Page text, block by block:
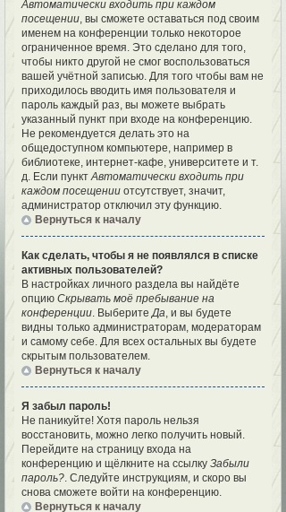
Автоматически входить при каждом
посещении, вы сможете оставаться под своим
именем на конференции только некоторое
ограниченное время. Это сделано для того,
чтобы никто другой не смог воспользоваться
вашей учётной записью. Для того чтобы вам не
приходилось вводить имя пользователя и
пароль каждый раз, вы можете выбрать
указанный пункт при входе на конференцию.
Не рекомендуется делать это на
общедоступном компьютере, например в
библиотеке, интернет-кафе, университете и т.
д. Если пунктАвтоматически входить при
каждом посещении отсутствует, значит,
администратор отключил эту функцию.
Вернуться к началу
Как сделать, чтобы я не появлялся в списке
активных пользователей?
В настройках личного раздела вы найдёте
опцию Скрывать моё пребывание на
конференции. ВыберитеДа, и вы будете
видны только администраторам, модераторам
и самому себе. Для всех остальных вы будете
скрытым пользователем.
Вернуться к началу
Я забыл пароль!
Не паникуйте! Хотя пароль нельзя
восстановить, можно легко получить новый.
Перейдите на страницу входа на
конференцию и щёлкните на ссылку Забыли
пароль?. Следуйте инструкциям, и скоро вы
снова сможете войти на конференцию.
Вернуться к началу